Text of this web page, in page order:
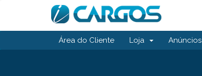
Área do Cliente Loja Anúncios